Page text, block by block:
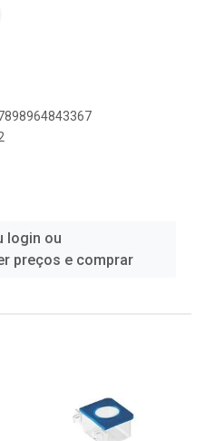
login ou
preços e comprar